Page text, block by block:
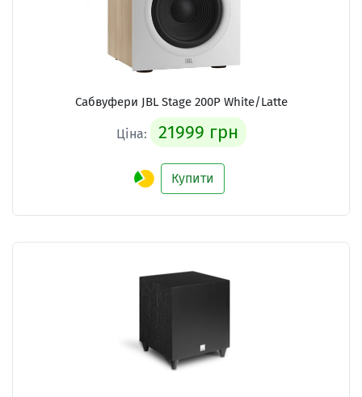
Сабвуфери JBL Stage 200P White/Latte
Ціна: 21999 грн
Купити